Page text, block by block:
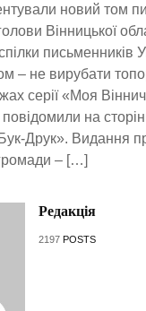
новий том
Вінницької
письменників
– не вирубати
серії «Моя
на
Друк». Видання
– […]
Редакція
2197 POSTS